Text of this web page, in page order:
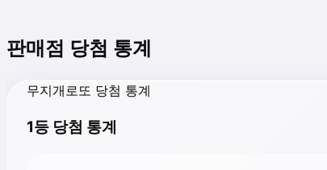
판매점 당첨 통계
무지개로또 당첨 통계
1등 당첨 통계